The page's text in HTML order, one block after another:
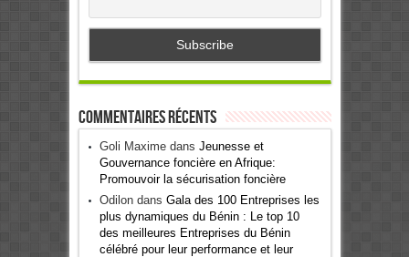
Commentaires récents
Goli Maximedans Jeunesse et
Gouvernance foncière en Afrique:
Promouvoir la sécurisation foncière
Odilondans Gala des 100 Entreprises les
plus dynamiques du Bénin : Le top 10
des meilleures Entreprises du Bénin
célébré pour leur performance et leur